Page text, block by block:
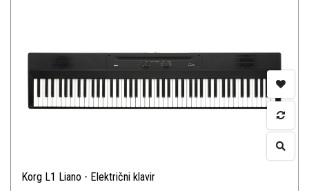
Korg L1 Liano - Električni klavir